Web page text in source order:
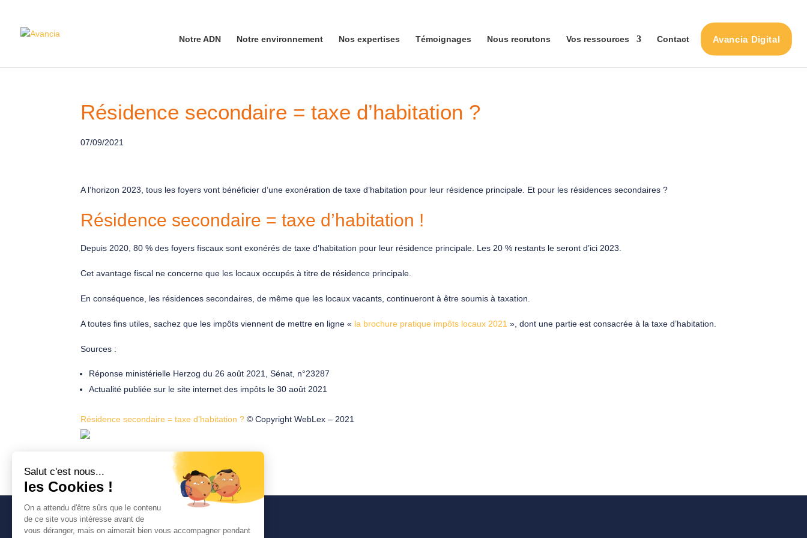
Notre ADN Notre environnement Nos expertises Témoignages Nous recrutons Vos ressources Contact Avancia Digital
Résidence secondaire = taxe d’habitation ?
07/09/2021
A l’horizon 2023, tous les foyers vont bénéficier d’une exonération de taxe d’habitation pour leur résidence principale. Et pour les résidences secondaires ?
Résidence secondaire = taxe d’habitation !
Depuis 2020, 80 % des foyers fiscaux sont exonérés de taxe d’habitation pour leur résidence principale. Les 20 % restants le seront d’ici 2023.
Cet avantage fiscal ne concerne que les locaux occupés à titre de résidence principale.
En conséquence, les résidences secondaires, de même que les locaux vacants, continueront à être soumis à taxation.
A toutes fins utiles, sachez que les impôts viennent de mettre en ligne « la brochure pratique impôts locaux 2021 », dont une partie est consacrée à la taxe d’habitation.
Sources :
Réponse ministérielle Herzog du 26 août 2021, Sénat, n°23287
Actualité publiée sur le site internet des impôts le 30 août 2021
Résidence secondaire = taxe d’habitation ? © Copyright WebLex – 2021